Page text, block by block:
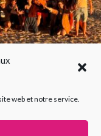
web et notre service.